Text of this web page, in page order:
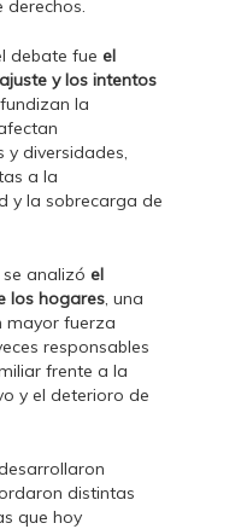
derechos.
debate fueel
y los intentos
la
y diversidades,
a la
y la sobrecarga de
se analizóel
los hogares, una
mayor fuerza
responsables
frente a la
y el deterioro de
distintas
que hoy